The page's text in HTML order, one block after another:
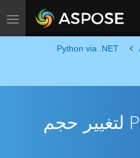
Toggle navigation
Python via .NET
استخدم Python لتغيير حجم